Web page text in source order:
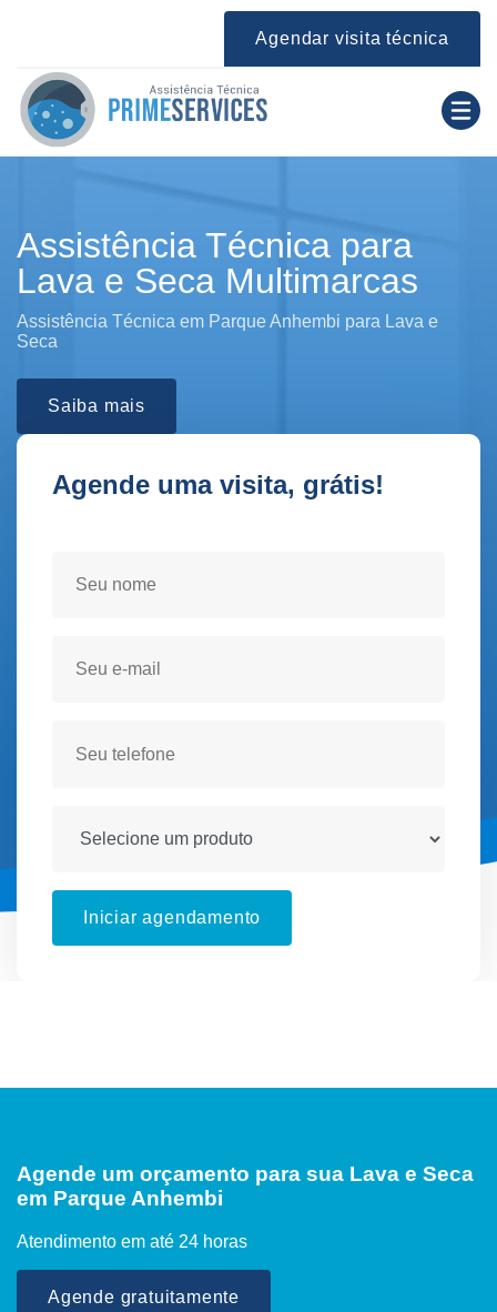
Agendar visita técnica
Assistência Técnica para
Lava e Seca Multimarcas
Assistência Técnica em Parque Anhembi para Lava e
Seca
Saiba mais
Agende uma visita, grátis!
Iniciar agendamento
Agende um orçamento para sua Lava e Seca
em Parque Anhembi
Atendimento em até 24 horas
Agende gratuitamente